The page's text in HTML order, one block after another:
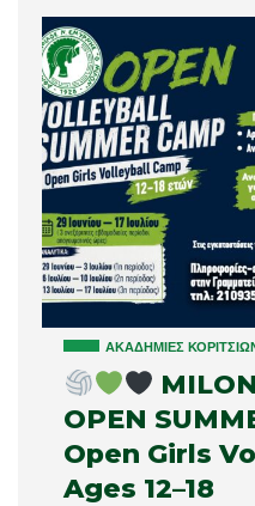
ΑΚΑΔΗΜΊΕΣ
OPEN
Open Girls
Ages 12–18